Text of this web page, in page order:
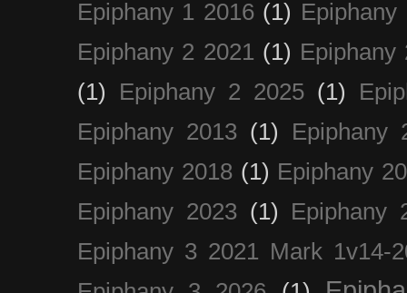
Epiphany 1 2016 (1) Epiphany
Epiphany 2 2021 (1) Epiphany
(1)
Epiphany 2 2025 (1)
Epiphany 2013 (1)
Epiphany
Epiphany 2018 (1) Epiphany
Epiphany 2023 (1)
Epiphany
Epiphany 3 2021 Mark 1v14-